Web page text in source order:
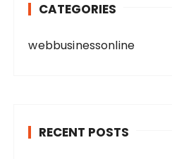
CATEGORIES
webbusinessonline
RECENT POSTS